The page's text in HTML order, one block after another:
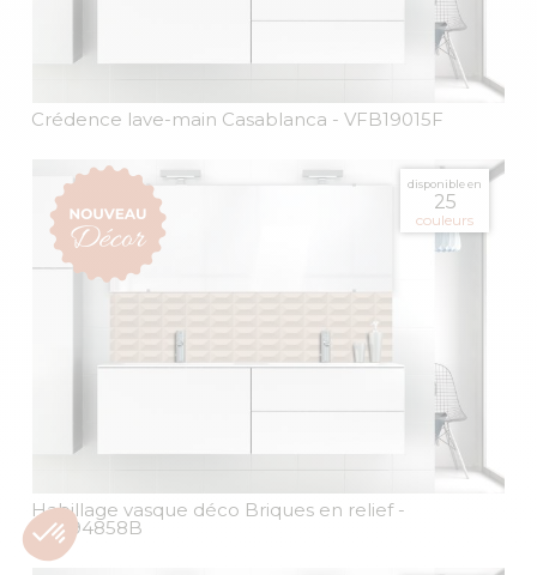
Crédence lave-main Casablanca - VFB19015F
disponible en
25
couleurs
Habillage vasque déco Briques en relief -
FFB94858B